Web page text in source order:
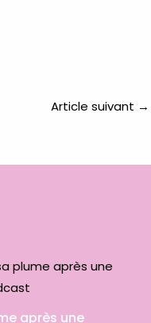
Article suivant →
après une